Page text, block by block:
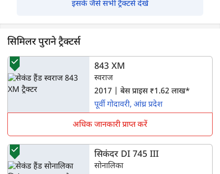
इसके जैसे सभी ट्रैक्टर्स देखें
सिमिलर पुराने ट्रैक्टर्स
843 XM
स्वराज
2017 | बेस प्राइस ₹1.62 लाख*
पूर्वी गोदावरी, आंध्र प्रदेश
अधिक जानकारी प्राप्त करें
सिकंदर DI 745 III
सोनालिका